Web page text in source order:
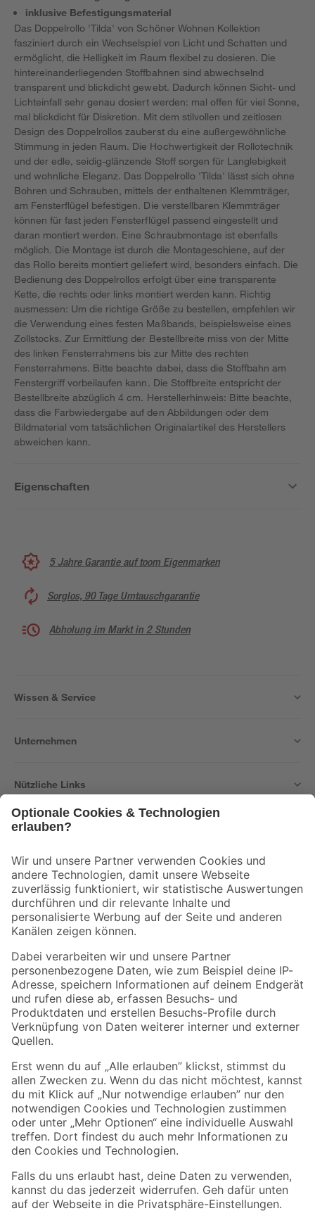
inklusive Befestigungsmaterial
Das Doppelrollo 'Tilda' von Schöner Wohnen Kollektion
fasziniert durch ein Wechselspiel von Licht und Schatten und
ermöglicht, die Helligkeit im Raum flexibel zu dosieren. Die
hintereinanderliegenden Stoffbahnen sind abwechselnd
transparent und blickdicht gewebt. Dadurch können Sicht- und
Lichteinfall sehr genau dosiert werden: mal offen für viel Sonne,
mal blickdicht für Diskretion. Mit dem stilvollen und zeitlosen
Design des Doppelrollos zauberst du eine außergewöhnliche
Stimmung in jeden Raum. Die Hochwertigkeit der Rollotechnik
und der edle, seidig-glänzende Stoff sorgen für Langlebigkeit
und wohnliche Eleganz. Das Doppelrollo 'Tilda' lässt sich ohne
Bohren und Schrauben, mittels der enthaltenen Klemmträger,
am Fensterflügel befestigen. Die verstellbaren Klemmträger
können für fast jeden Fensterflügel passend eingestellt und
daran montiert werden. Eine Schraubmontage ist ebenfalls
möglich. Die Montage ist durch die Montageschiene, auf der
das Rollo bereits montiert geliefert wird, besonders einfach. Die
Bedienung des Doppelrollos erfolgt über eine transparente
Kette, die rechts oder links montiert werden kann. Richtig
ausmessen: Um die richtige Größe zu bestellen, empfehlen wir
die Verwendung eines festen Maßbands, beispielsweise eines
Zollstocks. Zur Ermittlung der Bestellbreite miss von der Mitte
des linken Fensterrahmens bis zur Mitte des rechten
Fensterrahmens. Bitte beachte dabei, dass die Stoffbahn am
Fenstergriff vorbeilaufen kann. Die Stoffbreite entspricht der
Bestellbreite abzüglich 4 cm. Herstellerhinweis: Bitte beachte,
dass die Farbwiedergabe auf den Abbildungen oder dem
Bildmaterial vom tatsächlichen Originalartikel des Herstellers
abweichen kann.
Eigenschaften
5 Jahre Garantie auf toom Eigenmarken
Sorglos, 90 Tage Umtauschgarantie
Abholung im Markt in 2 Stunden
Wissen & Service
Unternehmen
Nützliche Links
Der toom Newsletter: Keine Angebote und Aktionen mehr verpassen!
Zur Newsletter Anmeldung
Folge uns
Zahlungsarten Versandarten
Sicher einkaufen
Jetzt die toom-App herunterladen
Alle Preisangaben in EUR inkl. gesetzl. MwSt.. Die dargestellten Angebote sind unter
Umständen nicht in allen Märkten verfügbar. Die angegebenen Verfügbarkeiten beziehen